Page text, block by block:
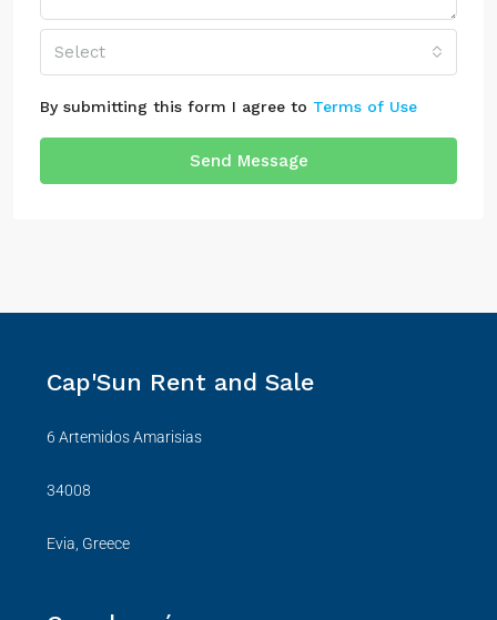
Select
By submitting this form I agree to Terms of Use
Send Message
Cap'Sun Rent and Sale
6 Artemidos Amarisias
34008
Evia, Greece